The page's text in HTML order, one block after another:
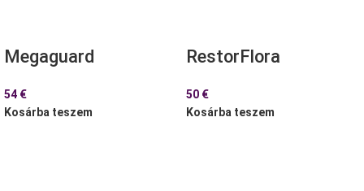
Megaguard
54 €
Kosárba teszem
RestorFlora
50 €
Kosárba teszem